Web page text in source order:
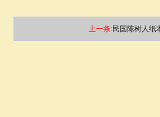
上一条:民国陈树人纸